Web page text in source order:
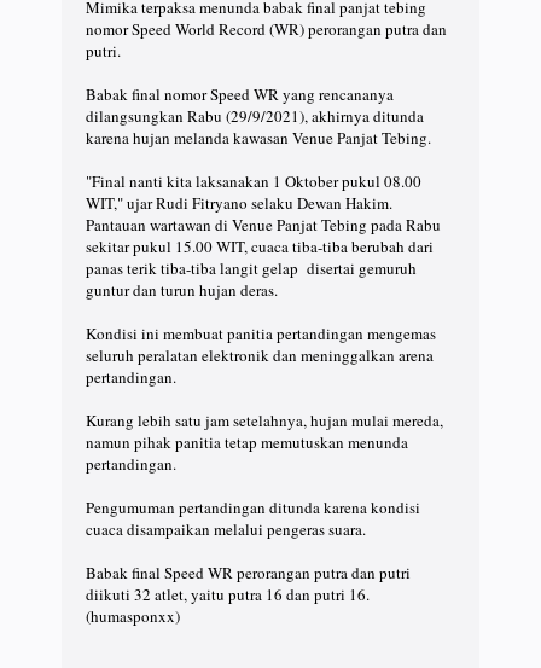
Mimika terpaksa menunda babak final panjat tebing
nomor Speed World Record (WR) perorangan putra dan
putri.
Babak final nomor Speed WR yang rencananya
dilangsungkan Rabu (29/9/2021), akhirnya ditunda
karena hujan melanda kawasan Venue Panjat Tebing.
"Final nanti kita laksanakan 1 Oktober pukul 08.00
WIT," ujar Rudi Fitryano selaku Dewan Hakim.
Pantauan wartawan di Venue Panjat Tebing pada Rabu
sekitar pukul 15.00 WIT, cuaca tiba-tiba berubah dari
panas terik tiba-tiba langit gelap disertai gemuruh
guntur dan turun hujan deras.
Kondisi ini membuat panitia pertandingan mengemas
seluruh peralatan elektronik dan meninggalkan arena
pertandingan.
Kurang lebih satu jam setelahnya, hujan mulai mereda,
namun pihak panitia tetap memutuskan menunda
pertandingan.
Pengumuman pertandingan ditunda karena kondisi
cuaca disampaikan melalui pengeras suara.
Babak final Speed WR perorangan putra dan putri
diikuti 32 atlet, yaitu putra 16 dan putri 16.
(humasponxx)